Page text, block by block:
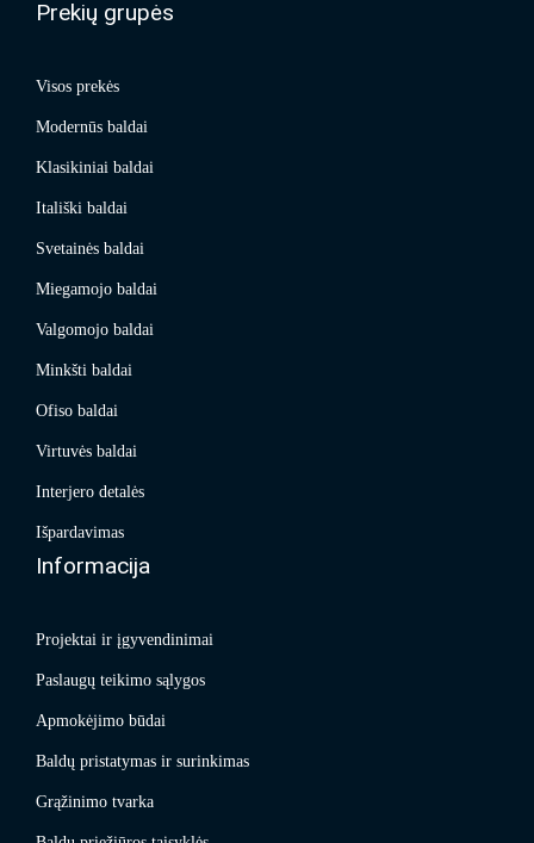
Prekių grupės
Visos prekės
Modernūs baldai
Klasikiniai baldai
Itališki baldai
Svetainės baldai
Miegamojo baldai
Valgomojo baldai
Minkšti baldai
Ofiso baldai
Virtuvės baldai
Interjero detalės
Išpardavimas
Informacija
Projektai ir įgyvendinimai
Paslaugų teikimo sąlygos
Apmokėjimo būdai
Baldų pristatymas ir surinkimas
Grąžinimo tvarka